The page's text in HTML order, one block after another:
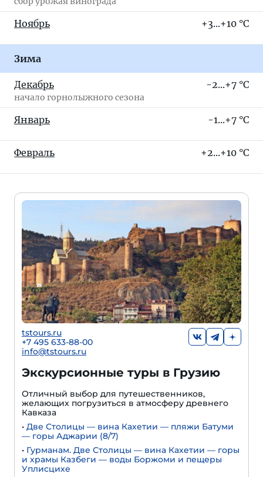
Ноябрь +3...+10 °C
Зима
Декабрь
начало горнолыжного сезона
-2...+7 °C
Январь -1...+7 °C
Февраль +2...+10 °C
tstours.ru
+7 495 633-88-00
info@tstours.ru
Экскурсионные туры в Грузию
Отличный выбор для путешественников,
желающих погрузиться в атмосферу древнего
Кавказа
• Две Столицы — вина Кахетии — пляжи Батуми
— горы Аджарии (8/7)
• Гурманам. Две Столицы — вина Кахетии — горы
и храмы Казбеги — воды Боржоми и пещеры
Уплисцихе